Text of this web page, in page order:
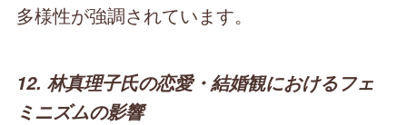
多様性が強調されています。
12. 林真理子氏の恋愛・結婚観におけるフェ
ミニズムの影響